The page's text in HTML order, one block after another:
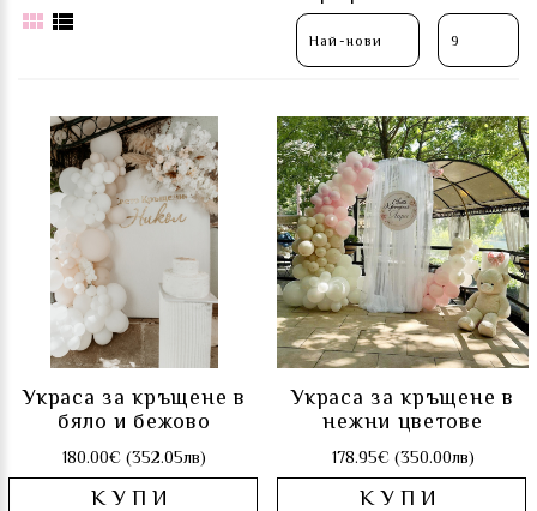
Украса за кръщене в
бяло и бежово
180.00€ (352.05лв)
КУПИ
Украса за кръщене в
нежни цветове
178.95€ (350.00лв)
КУПИ